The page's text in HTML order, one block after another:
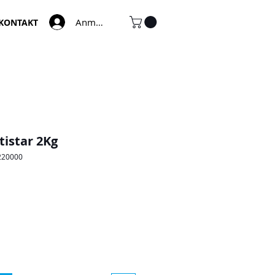
Anmelden
2Kg